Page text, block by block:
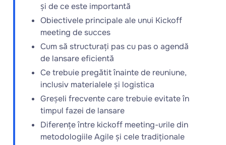
și de ce este importantă
Obiectivele principale ale unui Kickoff
meeting de succes
Cum să structurați pas cu pas o agendă
de lansare eficientă
Ce trebuie pregătit înainte de reuniune,
inclusiv materialele și logistica
Greșeli frecvente care trebuie evitate în
timpul fazei de lansare
Diferențe între kickoff meeting-urile din
metodologiile Agile și cele tradiționale